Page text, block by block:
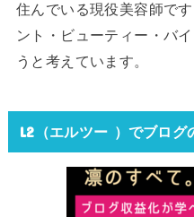
住んでいる現役美容師で
ント・ビューティー・バ
うと考えています。
L2（エルツー ）でブログ